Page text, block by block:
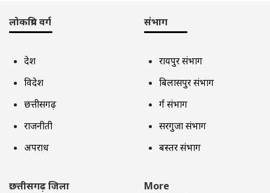
लोकप्रिय वर्ग
देश
विदेश
छत्तीसगढ़
राजनीती
अपराध
संभाग
रायपुर संभाग
बिलासपुर संभाग
दुर्ग संभाग
सरगुजा संभाग
बस्तर संभाग
छत्तीसगढ़ जिला More